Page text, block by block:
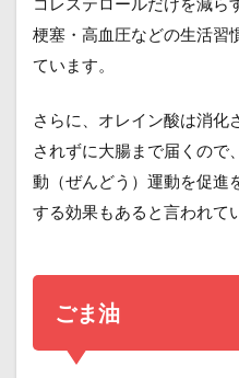
梗塞・高血圧などの生活習
ています。
さらに、オレイン酸は消化
されずに大腸まで届くので
動（ぜんどう）運動を促進
する効果もあると言われて
ごま油